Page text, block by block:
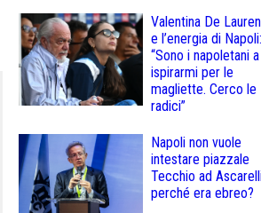
Valentina De
e l’energia di Napoli:
“Sono i napoletani a
ispirarmi per le
magliette. Cerco le
radici”
Napoli non vuole
intestare piazzale
Tecchio ad
perché era ebreo?